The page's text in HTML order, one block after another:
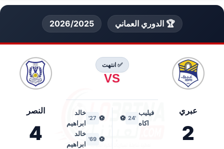
🏆 الدوري العماني 2026/2025
عبري
2
✅ انتهت
VS
فيليب
اكاه
'24
⚽
⚽
27'
خالد
ابراهيم
⚽
69'
خالد
ابراهيم
النصر
4